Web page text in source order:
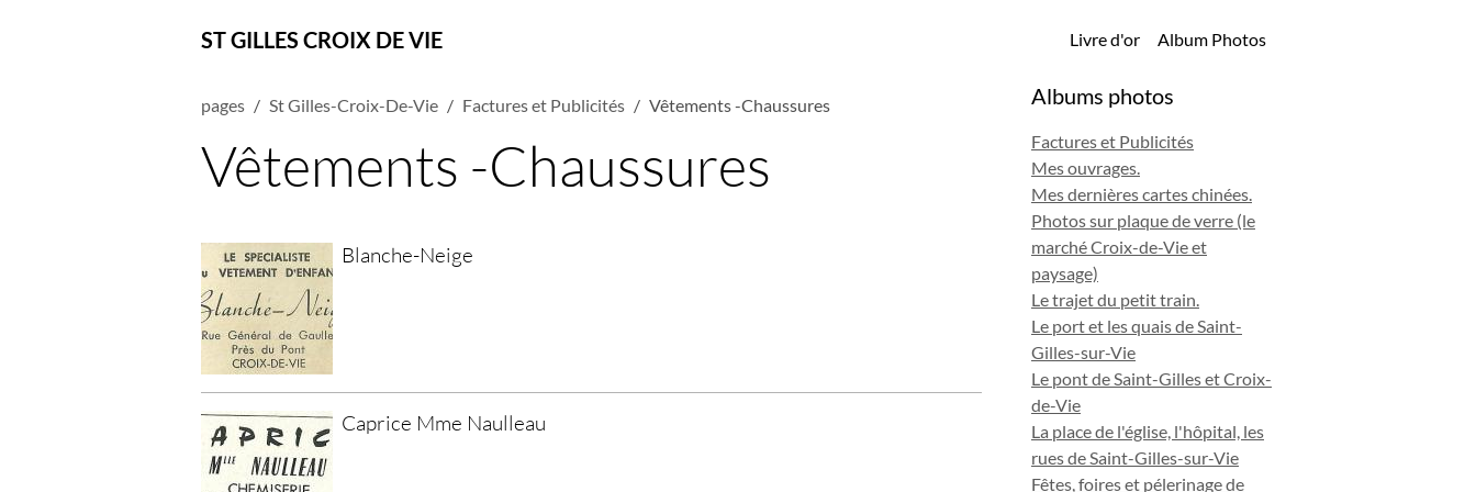
ST GILLES CROIX DE VIE Livre d'or Album Photos
pages St Gilles-Croix-De-Vie Factures et Publicités Vêtements -Chaussures
Vêtements -Chaussures
Blanche-Neige
Caprice Mme Naulleau
Albums photos
Factures et Publicités
Mes ouvrages.
Mes dernières cartes chinées.
Photos sur plaque de verre (le
marché Croix-de-Vie et
paysage)
Le trajet du petit train.
Le port et les quais de Saint-
Gilles-sur-Vie
Le pont de Saint-Gilles et Croix-
de-Vie
La place de l'église, l'hôpital, les
rues de Saint-Gilles-sur-Vie
Fêtes, foires et pélerinage de